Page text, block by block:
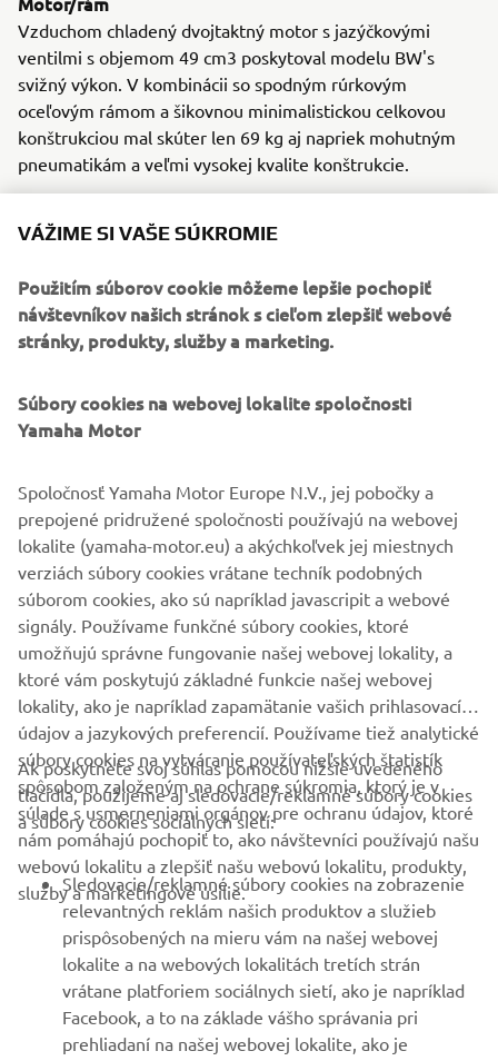
Vzduchom chladený dvojtaktný motor s jazýčkovými
ventilmi s objemom 49 cm3 poskytoval modelu BW's
svižný výkon. V kombinácii so spodným rúrkovým
oceľovým rámom a šikovnou minimalistickou celkovou
konštrukciou mal skúter len 69 kg aj napriek mohutným
pneumatikám a veľmi vysokej kvalite konštrukcie.
1989 XTZ750 SUPER TÉNÉRÉ
©Yamaha Motor Europe N.V. /Yamaha Motor Co., Ltd.
Informácie ani obrázky na týchto webových stránkach sa
bez výslovného písomného súhlasu spoločnosti Yamaha
Motor Europe N.V. a/alebo spoločnosti Yamaha Motor Co.,
Ltd.
Vždy jazdite bezpečne a dodržiavajte všetky miestne
predpisy o cestnej premávke.
FIREMNÉ STRÁNKY
B2B
VIAC YAMAHA
PODPORA
BULLETIN
VÁŽIME SI VAŠE SÚKROMIE
Použitím súborov cookie môžeme lepšie pochopiť
návštevníkov našich stránok s cieľom zlepšiť webové
stránky, produkty, služby a marketing.
Súbory cookies na webovej lokalite spoločnosti
Yamaha Motor
Spoločnosť Yamaha Motor Europe N.V., jej pobočky a
prepojené pridružené spoločnosti používajú na webovej
lokalite (yamaha-motor.eu) a akýchkoľvek jej miestnych
verziách súbory cookies vrátane techník podobných
súborom cookies, ako sú napríklad javascripit a webové
signály. Používame funkčné súbory cookies, ktoré
umožňujú správne fungovanie našej webovej lokality, a
ktoré vám poskytujú základné funkcie našej webovej
lokality, ako je napríklad zapamätanie vašich prihlasovacích
údajov a jazykových preferencií. Používame tiež analytické
súbory cookies na vytváranie používateľských štatistík
spôsobom založeným na ochrane súkromia, ktorý je v
súlade s usmerneniami orgánov pre ochranu údajov, ktoré
nám pomáhajú pochopiť to, ako návštevníci používajú našu
webovú lokalitu a zlepšiť našu webovú lokalitu, produkty,
služby a marketingové úsilie.
Ak poskytnete svoj súhlas pomocou nižšie uvedeného
tlačidla, použijeme aj sledovacie/reklamné súbory cookies
a súbory cookies sociálnych sietí:
Sledovacie/reklamné súbory cookies na zobrazenie
relevantných reklám našich produktov a služieb
prispôsobených na mieru vám na našej webovej
lokalite a na webových lokalitách tretích strán
vrátane platforiem sociálnych sietí, ako je napríklad
Facebook, a to na základe vášho správania pri
prehliadaní na našej webovej lokalite, ako je